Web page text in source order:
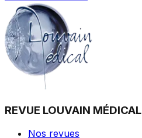
REVUE LOUVAIN MÉDICAL
Nos revues